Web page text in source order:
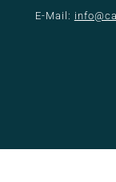
E-Mail: